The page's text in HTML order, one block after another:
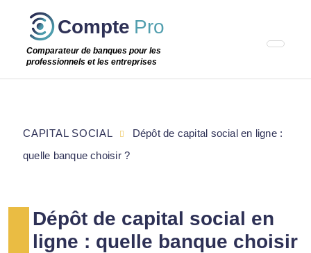
Passer
étape
Compte Pro
Comparateur de banques pour les
professionnels et les entreprises
Dépôt de capital social en
ligne : quelle banque choisir
CAPITAL SOCIAL
Dépôt de capital social en ligne :
quelle banque choisir ?